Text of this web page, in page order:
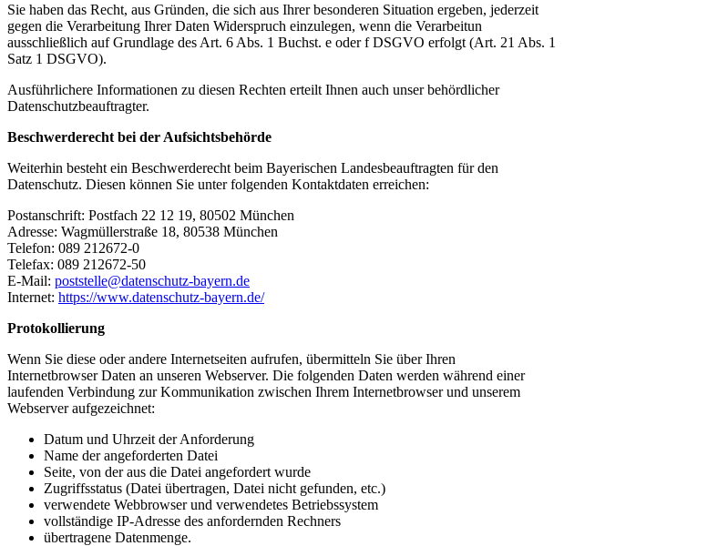
Sie haben das Recht, aus Gründen, die sich aus Ihrer besonderen Situation ergeben, jederzeit
gegen die Verarbeitung Ihrer Daten Widerspruch einzulegen, wenn die Verarbeitun
ausschließlich auf Grundlage des Art. 6 Abs. 1 Buchst. e oder f DSGVO erfolgt (Art. 21 Abs. 1
Satz 1 DSGVO).
Ausführlichere Informationen zu diesen Rechten erteilt Ihnen auch unser behördlicher
Datenschutzbeauftragter.
Beschwerderecht bei der Aufsichtsbehörde
Weiterhin besteht ein Beschwerderecht beim Bayerischen Landesbeauftragten für den
Datenschutz. Diesen können Sie unter folgenden Kontaktdaten erreichen:
Postanschrift: Postfach 22 12 19, 80502 München
Adresse: Wagmüllerstraße 18, 80538 München
Telefon: 089 212672-0
Telefax: 089 212672-50
E-Mail: poststelle@datenschutz-bayern.de
Internet: https://www.datenschutz-bayern.de/
Protokollierung
Wenn Sie diese oder andere Internetseiten aufrufen, übermitteln Sie über Ihren
Internetbrowser Daten an unseren Webserver. Die folgenden Daten werden während einer
laufenden Verbindung zur Kommunikation zwischen Ihrem Internetbrowser und unserem
Webserver aufgezeichnet:
Datum und Uhrzeit der Anforderung
Name der angeforderten Datei
Seite, von der aus die Datei angefordert wurde
Zugriffsstatus (Datei übertragen, Datei nicht gefunden, etc.)
verwendete Webbrowser und verwendetes Betriebssystem
vollständige IP-Adresse des anfordernden Rechners
übertragene Datenmenge.